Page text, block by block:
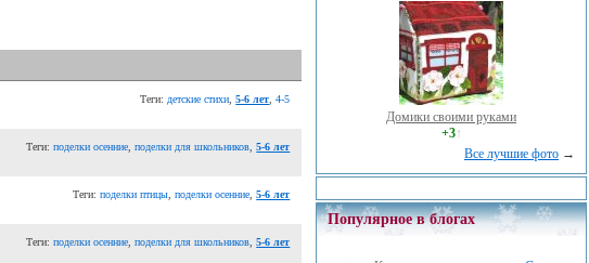
Теги:детские стихи,5-6 лет,4-5
Теги:поделки осенние,поделки для школьников,5-6 лет
Теги:поделки птицы,поделки осенние,5-6 лет
Теги:поделки осенние,поделки для школьников,5-6 лет
Домики своими руками
+3↑
Все лучшие фото →
Популярное в блогах